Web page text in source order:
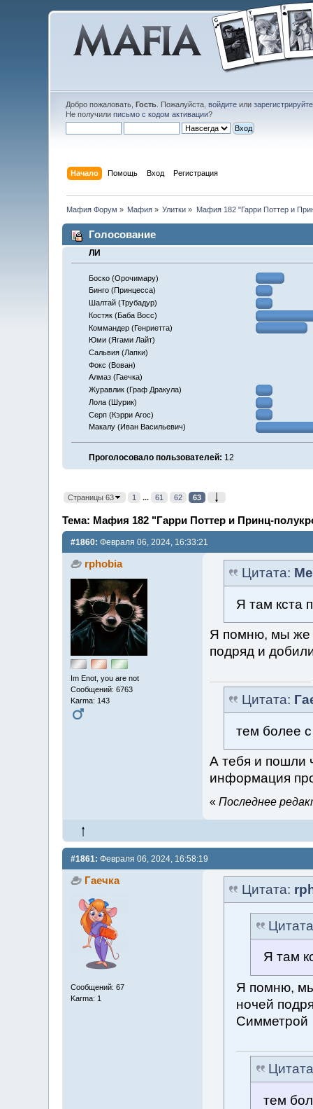
Добро пожаловать, Гость. Пожалуйста, войдитеили
Не получили письмо с кодом активации?
Начало Помощь Вход Регистрация
Мафия Форум » Мафия » Улитки » Мафия 182 "Гарри Поттер и
Голосование
ЛИ
Боско (Орочимару)
Бинго (Принцесса)
Шалтай (Трубадур)
Костяк (Баба Восс)
Коммандер (Генриетта)
Юми (Ягами Лайт)
Сальвия (Лапки)
Фокс (Вован)
Алмаз (Гаечка)
Журавлик (Граф Дракула)
Лола (Шурик)
Серп (Кэрри Агос)
Макалу (Иван Васильевич)
Проголосовало пользователей: 12
Страницы 63 1 ... 61 62 63
Тема: Мафия 182 "Гарри Поттер и Принц-
#1860: Февраля 06, 2024, 16:33:21
rphobia
Im Enot, you are not
Сообщений: 6763
Karma: 143
Цитата:
Я там кста
Я помню, мы же
подряд и
Цитата:
тем более с
А тебя и пошли
информация
« Последнее
#1861: Февраля 06, 2024, 16:58:19
Гаечка
Сообщений: 67
Karma: 1
Цитата:
Я там
Я помню,
ночей
Симметрой
тем